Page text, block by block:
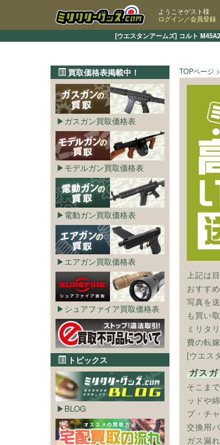
[ウエスタンアームズ] コルト
ようこそゲスト様
ログイン／会員登録
TOPページ
上記は
おすす
写真を
も買い
ミリタ
費の転
[ウエス
ガス
そこま
ッドや
プ・チ
交換用
ガス漏
買取価格表掲載中！
ガスガン買取価格表
モデルガン買取価格表
電動ガン買取価格表
エアガン買取価格表
シュアファイア買取価格表
トピックス
BLOG